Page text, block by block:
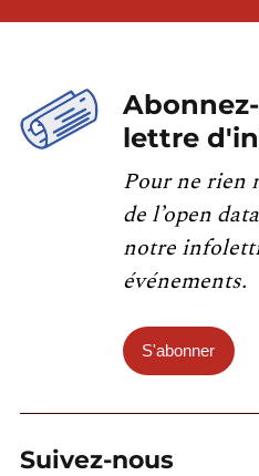
lettre
Pour ne rien
de l’open
notre
événements.
S'abonner
Suivez-nous